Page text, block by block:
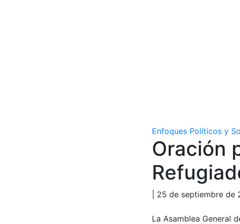
Enfoques Políticos y
Oración
| 25 de septiembre de
La Asamblea General